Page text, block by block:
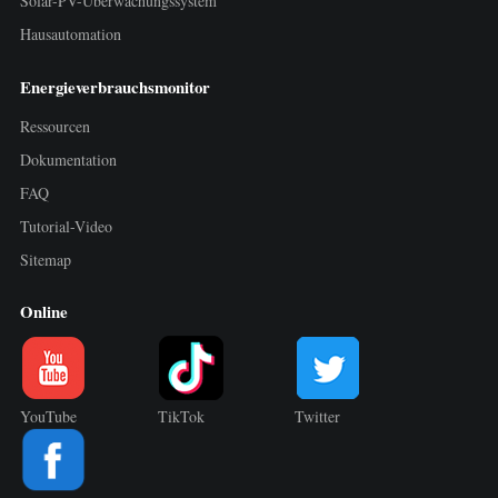
Hausautomation
Energieverbrauchsmonitor
Ressourcen
Dokumentation
FAQ
Tutorial-Video
Sitemap
Online
YouTube TikTok Twitter